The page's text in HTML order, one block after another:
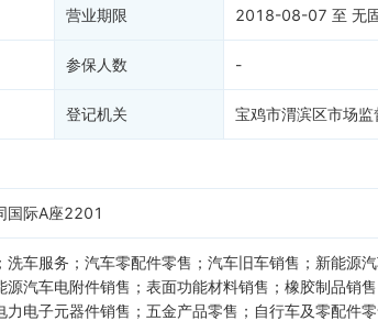
营业期限 2018-08-07 至 无
参保人数 -
登记机关 宝鸡市渭滨区市场监
国际A座2201
车服务；汽车零配件零售；汽车旧车销售；新能源
汽车电附件销售；表面功能材料销售；橡胶制品销
电子元器件销售；五金产品零售；自行车及零配件